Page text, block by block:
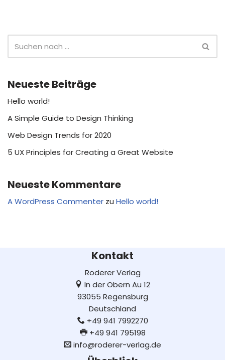
Neueste Beiträge
Hello world!
A Simple Guide to Design Thinking
Web Design Trends for 2020
5 UX Principles for Creating a Great Website
Neueste Kommentare
A WordPress Commenter zu Hello world!
Kontakt
Roderer Verlag
In der Obern Au 12
93055 Regensburg
Deutschland
+49 941 7992270
+49 941 795198
info@roderer-verlag.de